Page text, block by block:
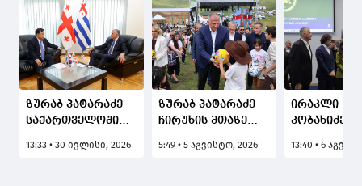
ზურაბ პატარაძე
საქართველოში
რესპუბლიკის
13:33 • 30 ივლისი, 2026
ზურაბ პატარაძე
ჩირუხის მთაზე
სახალხო
5:49 • 5 აგვისტო, 2026
ირაკლი
კობახიძემ,
და ზურაბ
13:40 • 6